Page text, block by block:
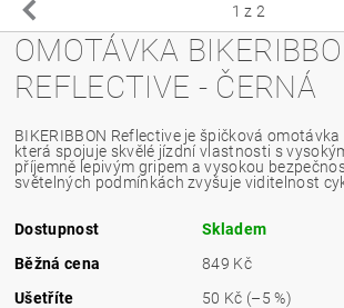
1 z 2
OMOTÁVKA
REFLECTIVE - ČERNÁ
BIKERIBBON Reflective je špičková
která spojuje skvělé jízdní vlastnosti s
příjemně lepivým gripem a vysokou
světelných podmínkách zvyšuje viditelnost
Dostupnost
Skladem
Běžná cena
849 Kč
Ušetříte
50 Kč (–5 %)